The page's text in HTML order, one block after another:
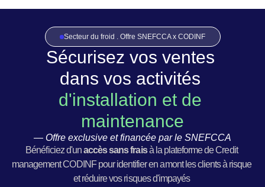
Sécurisez vos ventes
dans vos activités
d'installation et de
maintenance
— Offre exclusive et financée par le SNEFCCA
Secteur du froid . Offre SNEFCCA x CODINF
Bénéficiez d'un accès sans frais à la plateforme de Credit
management CODINF pour identifier en amont les clients à risque
et réduire vos risques d'impayés